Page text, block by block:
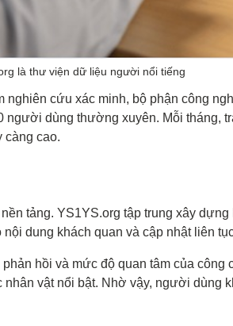
là thư viện dữ liệu người nổi tiếng
cứu xác minh, bộ phận công
dùng thường xuyên. Mỗi tháng,
càng cao.
tảng. YS1YS.org tập trung xây
dung khách quan và cập nhật liên
hồi và mức độ quan tâm của
vật nổi bật. Nhờ vậy, người dùng